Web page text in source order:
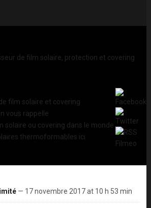
— 17 novembre 2017 at 10 h 53 min